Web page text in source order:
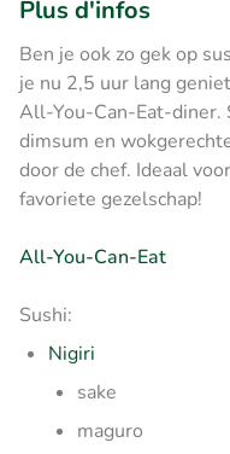
Plus d'infos
Ben je ook zo gek op
je nu 2,5 uur lang
All-You-Can-Eat-diner.
dimsum en
door de chef. Ideaal
favoriete gezelschap!
All-You-Can-Eat
Sushi:
Nigiri
sake
maguro